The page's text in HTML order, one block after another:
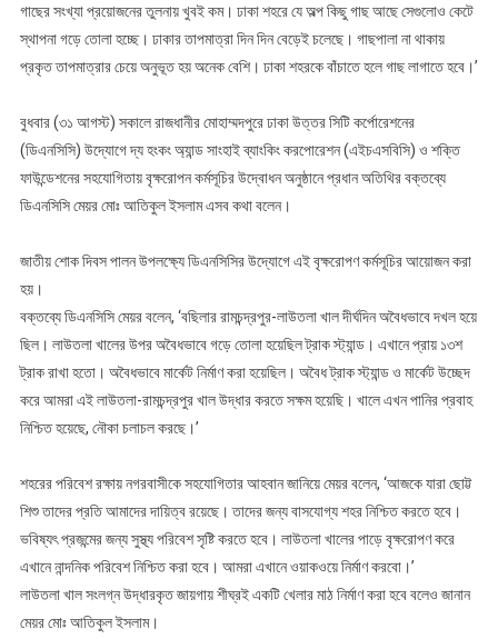
হবে–
মেয়র
মোঃ
গাছের সংখ্যা প্রয়োজনের তুলনায় খুবই কম। ঢাকা শহরে যে অল্প কিছু গাছ আছে সেগুলোও কেটে
স্থাপনা গড়ে তোলা হচ্ছে। ঢাকার তাপমাত্রা দিন দিন বেড়েই চলেছে। গাছপালা না থাকায়
প্রকৃত তাপমাত্রার চেয়ে অনুভূত হয় অনেক বেশি। ঢাকা শহরকে বাঁচাতে হলে গাছ লাগাতে হবে।’
বুধবার (৩১ আগস্ট) সকালে রাজধানীর মোহাম্মদপুরে ঢাকা উত্তর সিটি কর্পোরেশনের
(ডিএনসিসি) উদ্যোগে দ্য হংকং অ্যান্ড সাংহাই ব্যাংকিং করপোরেশন (এইচএসবিসি) ও শক্তি
ফাউন্ডেশনের সহযোগিতায় বৃক্ষরোপন কর্মসূচির উদ্বোধন অনুষ্ঠানে প্রধান অতিথির বক্তব্যে
ডিএনসিসি মেয়র মোঃ আতিকুল ইসলাম এসব কথা বলেন।
জাতীয় শোক দিবস পালন উপলক্ষ্যে ডিএনসিসির উদ্যোগে এই বৃক্ষরোপণ কর্মসূচির আয়োজন করা
হয়।
বক্তব্যে ডিএনসিসি মেয়র বলেন, ‘বছিলার রামচন্দ্রপুর-লাউতলা খাল দীর্ঘদিন অবৈধভাবে দখল হয়ে
ছিল। লাউতলা খালের উপর অবৈধভাবে গড়ে তোলা হয়েছিল ট্রাক স্ট্যান্ড। এখানে প্রায় ১৩শ
ট্রাক রাখা হতো। অবৈধভাবে মার্কেট নির্মাণ করা হয়েছিল। অবৈধ ট্রাক স্ট্যান্ড ও মার্কেট উচ্ছেদ
করে আমরা এই লাউতলা-রামচন্দ্রপুর খাল উদ্ধার করতে সক্ষম হয়েছি। খালে এখন পানির প্রবাহ
নিশ্চিত হয়েছে, নৌকা চলাচল করছে।’
শহরের পরিবেশ রক্ষায় নগরবাসীকে সহযোগিতার আহবান জানিয়ে মেয়র বলেন, ‘আজকে যারা ছোট্ট
শিশু তাদের প্রতি আমাদের দায়িত্ব রয়েছে। তাদের জন্য বাসযোগ্য শহর নিশ্চিত করতে হবে।
ভবিষ্যৎ প্রজন্মের জন্য সুস্থ্য পরিবেশ সৃষ্টি কর‍তে হবে। লাউতলা খালের পাড়ে বৃক্ষরোপণ করে
এখানে নান্দনিক পরিবেশ নিশ্চিত করা হবে। আমরা এখানে ওয়াকওয়ে নির্মাণ করবো।’
লাউতলা খাল সংলগ্ন উদ্ধারকৃত জায়গায় শীঘ্রই একটি খেলার মাঠ নির্মাণ করা হবে বলেও জানান
মেয়র মোঃ আতিকুল ইসলাম।